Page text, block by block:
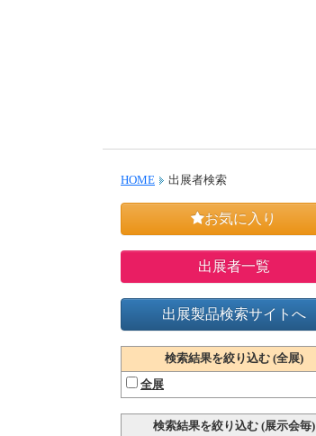
HOME 出展者検索
お気に入り
出展者一覧
出展製品検索サイトへ
検索結果を絞り込む (全展)
全展
検索結果を絞り込む (展示会毎)